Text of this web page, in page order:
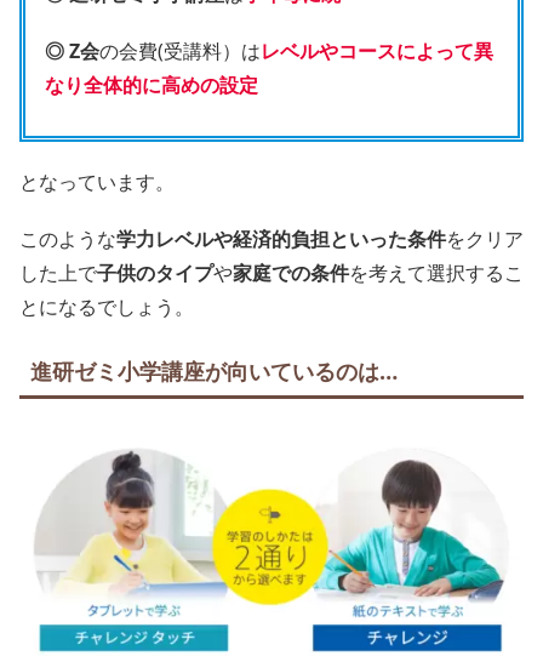
◎ Z会の会費(受講料）はレベルやコースによって異
なり全体的に高めの設定
となっています。
このような学力レベルや経済的負担といった条件をクリア
した上で子供のタイプや家庭での条件を考えて選択するこ
とになるでしょう。
進研ゼミ小学講座が向いているのは…